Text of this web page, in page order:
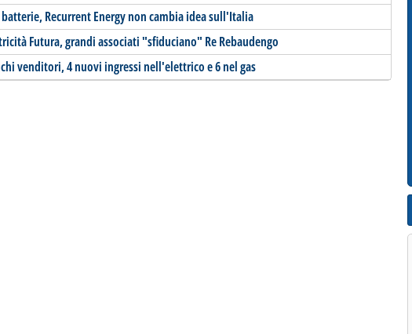
batterie, Recurrent Energy non cambia idea sull'Italia
Futura, grandi associati "sfiduciano" Re Rebaudengo
venditori, 4 nuovi ingressi nell'elettrico e 6 nel gas